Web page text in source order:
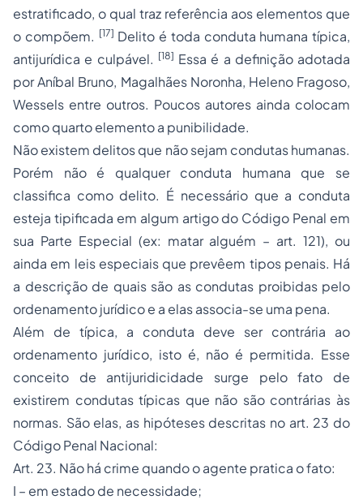
estratificado, o qual traz referência aos elementos que
o compõem. [17] Delito é toda conduta humana típica,
antijurídica e culpável. [18] Essa é a definição adotada
por Aníbal Bruno, Magalhães Noronha, Heleno Fragoso,
Wessels entre outros. Poucos autores ainda colocam
como quarto elemento a punibilidade.
Não existem delitos que não sejam condutas humanas.
Porém não é qualquer conduta humana que se
classifica como delito. É necessário que a conduta
esteja tipificada em algum artigo do Código Penal em
sua Parte Especial (ex: matar alguém – art. 121), ou
ainda em leis especiais que prevêem tipos penais. Há
a descrição de quais são as condutas proibidas pelo
ordenamento jurídico e a elas associa-se uma pena.
Além de típica, a conduta deve ser contrária ao
ordenamento jurídico, isto é, não é permitida. Esse
conceito de antijuridicidade surge pelo fato de
existirem condutas típicas que não são contrárias às
normas. São elas, as hipóteses descritas no art. 23 do
Código Penal Nacional:
Art. 23. Não há crime quando o agente pratica o fato:
I – em estado de necessidade;